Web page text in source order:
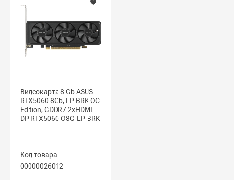
Видеокарта 8 Gb ASUS
RTX5060 8Gb, LP BRK OC
Edition, GDDR7 2xHDMI
DP RTX5060-O8G-LP-BRK
Код товара:
00000026012